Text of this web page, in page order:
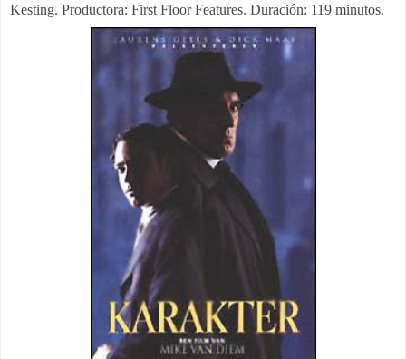
Kesting. Productora: First Floor Features. Duración: 119 minutos.